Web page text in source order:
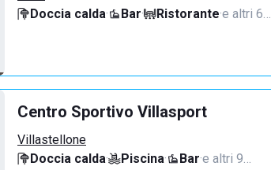
Doccia calda· Bar· Ristorante·e altri 6…
Centro Sportivo Villasport
Villastellone
Doccia calda· Piscina· Bar·e altri 9…